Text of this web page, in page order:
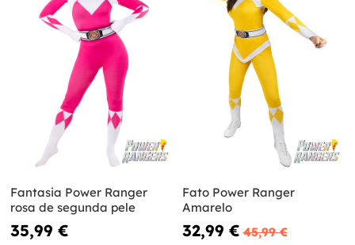
Fantasia Power Ranger
rosa de segunda pele
35,99 €
Fato Power Ranger
Amarelo
32,99 € 45,99 €